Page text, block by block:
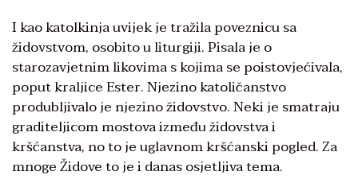
I kao katolkinja uvijek je tražila poveznicu sa
židovstvom, osobito u liturgiji. Pisala je o
starozavjetnim likovima s kojima se poistovjećivala,
poput kraljice Ester. Njezino katoličanstvo
produbljivalo je njezino židovstvo. Neki je smatraju
graditeljicom mostova između židovstva i
kršćanstva, no to je uglavnom kršćanski pogled. Za
mnoge Židove to je i danas osjetljiva tema.